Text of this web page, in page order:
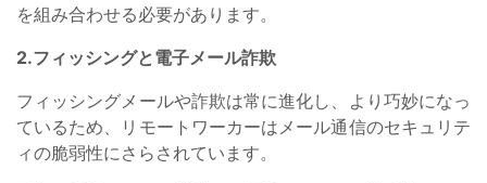
を組み合わせる必要があります。
2.フィッシングと電子メール詐欺
フィッシングメールや詐欺は常に進化し、より巧妙になっ
ているため、リモートワーカーはメール通信のセキュリテ
ィの脆弱性にさらされています。